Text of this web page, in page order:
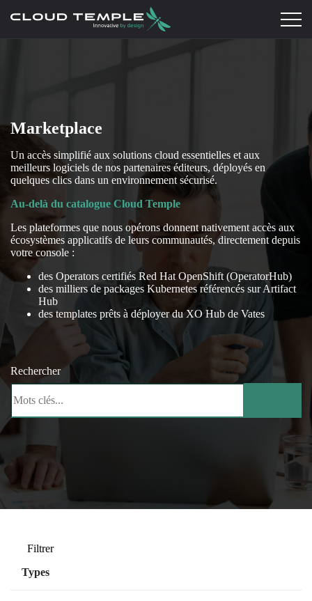
Marketplace
Un accès simplifié aux solutions cloud essentielles et aux
meilleurs logiciels de nos partenaires éditeurs, déployés en
quelques clics dans un environnement sécurisé.
Au-delà du catalogue Cloud Temple
Les plateformes que nous opérons donnent nativement accès aux
écosystèmes applicatifs de leurs communautés, directement depuis
votre console :
des Operators certifiés Red Hat OpenShift (OperatorHub)
des milliers de packages Kubernetes référencés sur Artifact
Hub
des templates prêts à déployer du XO Hub de Vates
Rechercher
Filtrer
Types